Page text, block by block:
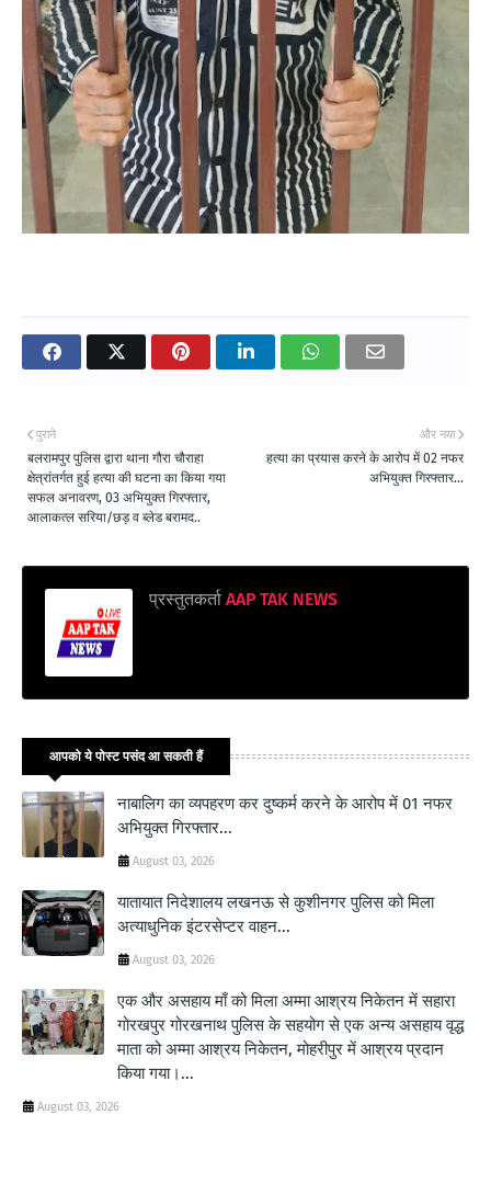
और नया
हत्या का प्रयास करने के आरोप में 02 नफर
अभियुक्त गिरफ्तार...
पुराने
बलरामपुर पुलिस द्वारा थाना गौरा चौराहा
क्षेत्रांतर्गत हुई हत्या की घटना का किया गया
सफल अनावरण, 03 अभियुक्त गिरफ्तार,
आलाकत्ल सरिया/छड़ व ब्लेड बरामद..
प्रस्तुतकर्ता AAP TAK NEWS
आपको ये पोस्ट पसंद आ सकती हैं
नाबालिग का व्यपहरण कर दुष्कर्म करने के आरोप में 01 नफर
अभियुक्त गिरफ्तार...
August 03, 2026
यातायात निदेशालय लखनऊ से कुशीनगर पुलिस को मिला
अत्याधुनिक इंटरसेप्टर वाहन...
August 03, 2026
एक और असहाय माँ को मिला अम्मा आश्रय निकेतन में सहारा
गोरखपुर गोरखनाथ पुलिस के सहयोग से एक अन्य असहाय वृद्ध
माता को अम्मा आश्रय निकेतन, मोहरीपुर में आश्रय प्रदान
किया गया।...
August 03, 2026